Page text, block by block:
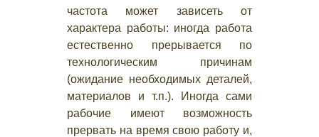
частота может зависеть от
характера работы: иногда работа
естественно прерывается по
технологическим причинам
(ожидание необходимых деталей,
материалов и т.п.). Иногда сами
рабочие имеют возможность
прервать на время свою работу и,